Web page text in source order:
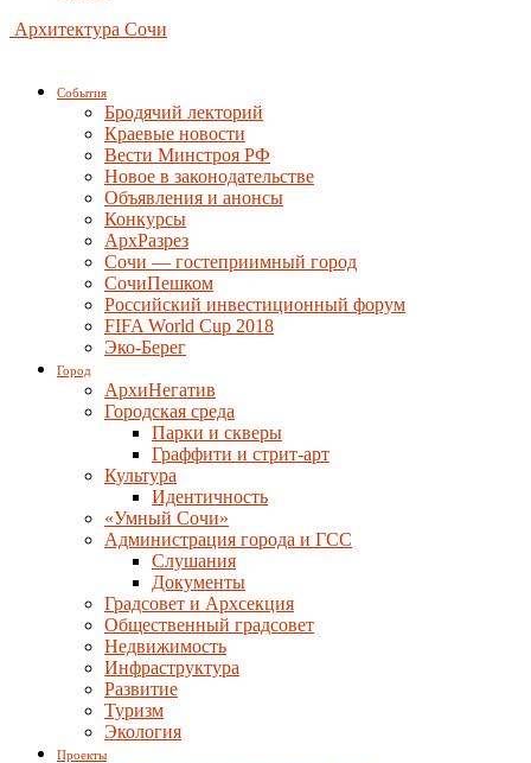
Архитектура Сочи
События
Бродячий лекторий
Краевые новости
Вести Минстроя РФ
Новое в законодательстве
Объявления и анонсы
Конкурсы
АрхРазрез
Сочи — гостеприимный город
СочиПешком
Российский инвестиционный форум
FIFA World Cup 2018
Эко-Берег
Город
АрхиНегатив
Городская среда
Парки и скверы
Граффити и стрит-арт
Культура
Идентичность
«Умный Сочи»
Администрация города и ГСС
Слушания
Документы
Градсовет и Архсекция
Общественный градсовет
Недвижимость
Инфраструктура
Развитие
Туризм
Экология
Проекты